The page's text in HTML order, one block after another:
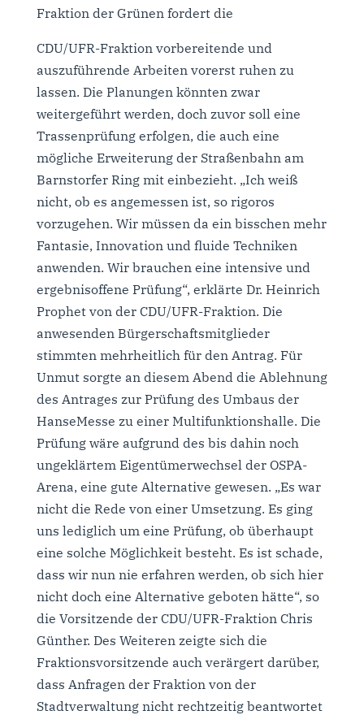
Fraktion der Grünen fordert die
CDU/UFR-Fraktion vorbereitende und
auszuführende Arbeiten vorerst ruhen zu
lassen. Die Planungen könnten zwar
weitergeführt werden, doch zuvor soll eine
Trassenprüfung erfolgen, die auch eine
mögliche Erweiterung der Straßenbahn am
Barnstorfer Ring mit einbezieht. „Ich weiß
nicht, ob es angemessen ist, so rigoros
vorzugehen. Wir müssen da ein bisschen mehr
Fantasie, Innovation und fluide Techniken
anwenden. Wir brauchen eine intensive und
ergebnisoffene Prüfung“, erklärte Dr. Heinrich
Prophet von der CDU/UFR-Fraktion. Die
anwesenden Bürgerschaftsmitglieder
stimmten mehrheitlich für den Antrag. Für
Unmut sorgte an diesem Abend die Ablehnung
des Antrages zur Prüfung des Umbaus der
HanseMesse zu einer Multifunktionshalle. Die
Prüfung wäre aufgrund des bis dahin noch
ungeklärtem Eigentümerwechsel der OSPA-
Arena, eine gute Alternative gewesen. „Es war
nicht die Rede von einer Umsetzung. Es ging
uns lediglich um eine Prüfung, ob überhaupt
eine solche Möglichkeit besteht. Es ist schade,
dass wir nun nie erfahren werden, ob sich hier
nicht doch eine Alternative geboten hätte“, so
die Vorsitzende der CDU/UFR-Fraktion Chris
Günther. Des Weiteren zeigte sich die
Fraktionsvorsitzende auch verärgert darüber,
dass Anfragen der Fraktion von der
Stadtverwaltung nicht rechtzeitig beantwortet